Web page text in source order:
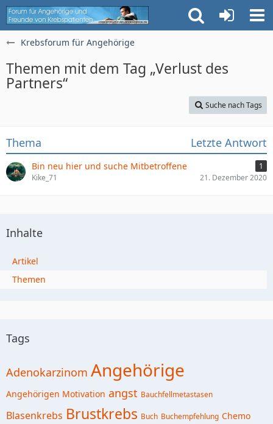
Krebsforum für Angehörige
Themen mit dem Tag „Verlust des
Partners“
Suche nach Tags
Thema Letzte Antwort
Bin neu hier und suche Mitbetroffene
1
Kike_71
21. Dezember 2020
Inhalte
Artikel
Themen
Tags
Adenokarzinom Angehörige
Angehörigen Motivation angst Bauchfellmetastasen
Blasenkrebs Brustkrebs Buch Buchempfehlung Chemo